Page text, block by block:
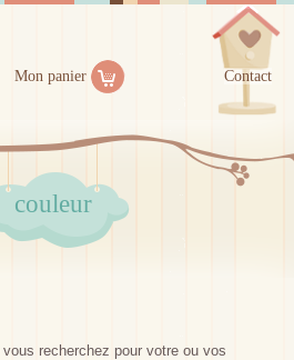
Mon panier Contact
couleur
recherchez pour votre ou vos